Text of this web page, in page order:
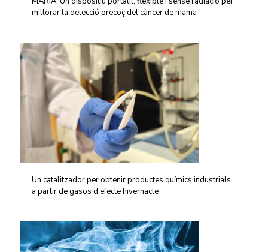
millorar la detecció precoç del càncer de mama
Un catalitzador per obtenir productes químics industrials
a partir de gasos d’efecte hivernacle